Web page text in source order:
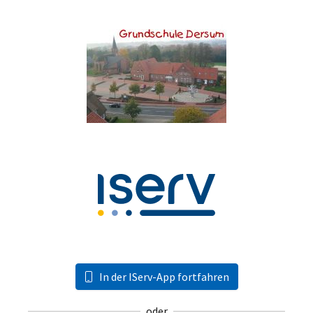
In der IServ-App fortfahren